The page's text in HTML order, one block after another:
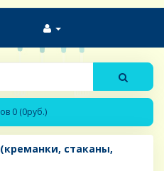
0 (0руб.)
стаканы,